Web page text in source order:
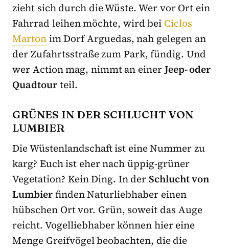
zieht sich durch die Wüste. Wer vor Ort ein
Fahrrad leihen möchte, wird bei Ciclos
Martonim Dorf Arguedas, nah gelegen an
der Zufahrtsstraße zum Park, fündig. Und
wer Action mag, nimmt an einerJeep- oder
Quadtourteil.
GRÜNES IN DER SCHLUCHT VON
LUMBIER
Die Wüstenlandschaft ist eine Nummer zu
karg? Euch ist eher nach üppig-grüner
Vegetation? Kein Ding. In derSchlucht von
Lumbierfinden Naturliebhaber einen
hübschen Ort vor. Grün, soweit das Auge
reicht. Vogelliebhaber können hier eine
Menge Greifvögel beobachten, die die